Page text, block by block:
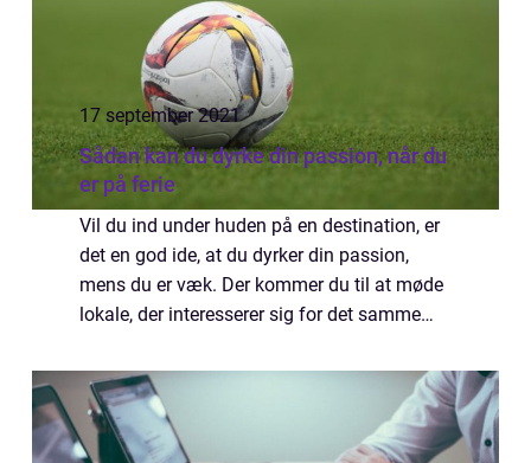
17 september 2021
Sådan kan du dyrke din passion, når du
er på ferie
Vil du ind under huden på en destination, er
det en god ide, at du dyrker din passion,
mens du er væk. Der kommer du til at møde
lokale, der interesserer sig for det samme
komme i snak med dem og lære o...